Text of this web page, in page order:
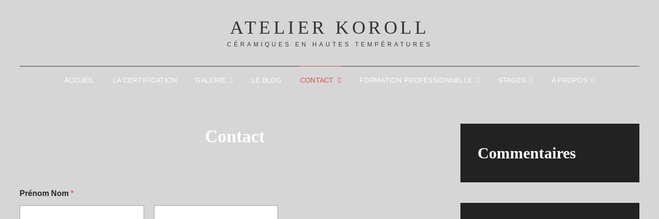
ATELIER KOROLL
CÉRAMIQUES EN HAUTES TEMPÉRATURES
ACCUEIL LA CERTIFICATION GALERIE LE BLOG CONTACT FORMATION PROFESSIONNELLE STAGES A PROPOS
Contact
Prénom Nom *
Commentaires